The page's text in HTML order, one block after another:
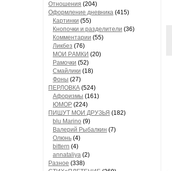
Отношения (204)
Оформление дневника (415)
Кaртинки (55)
Кнопочки и рaзделители (36)
Комментaрии (55)
Ликбез (76)
МОИ РAМКИ (20)
Рaмочки (52)
Смaйлики (18)
Фоны (27)
ПЕРЛОВКА (524)
Aфоризмы (161)
ЮМОР (224)
ПИШУТ МОИ ДРУЗЬЯ (182)
blu Marino (9)
Валерий Рыбалкин (7)
Олюнь (4)
bittern (4)
annataliya (2)
Разное (338)